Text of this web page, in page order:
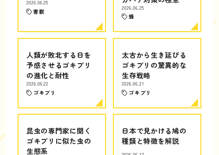
2026.06.25
害獣
2026.06.25
蜂
人類が敗北する日を
予感させるゴキブリ
の進化と耐性
2026.06.22
ゴキブリ
太古から生き延びる
ゴキブリの驚異的な
生存戦略
2026.06.21
ゴキブリ
昆虫の専門家に聞く
ゴキブリに似た虫の
生態系
日本で見かける鳩の
種類と特徴を解説